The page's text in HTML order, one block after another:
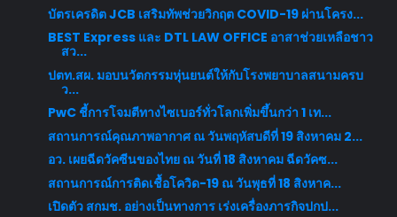
บัตรเครดิต JCB เสริมทัพช่วยวิกฤต COVID-19 ผ่านโครง...
BEST Express และ DTL LAW OFFICE อาสาช่วยเหลือชาว
สว...
ปตท.สผ. มอบนวัตกรรมหุ่นยนต์ให้กับโรงพยาบาลสนามครบ
ว...
PwC ชี้การโจมตีทางไซเบอร์ทั่วโลกเพิ่มขึ้นกว่า 1 เท...
สถานการณ์คุณภาพอากาศ ณ วันพฤหัสบดีที่ 19 สิงหาคม 2...
อว. เผยฉีดวัคซีนของไทย ณ วันที่ 18 สิงหาคม ฉีดวัคซ...
สถานการณ์การติดเชื้อโควิด-19 ณ วันพุธที่ 18 สิงหาค...
เปิดตัว สกมช. อย่างเป็นทางการ เร่งเครื่องภารกิจปกป...